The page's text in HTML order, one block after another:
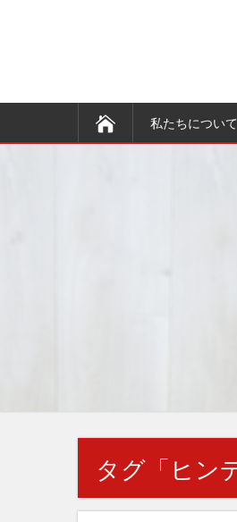
私たちについて
タグ「ヒン